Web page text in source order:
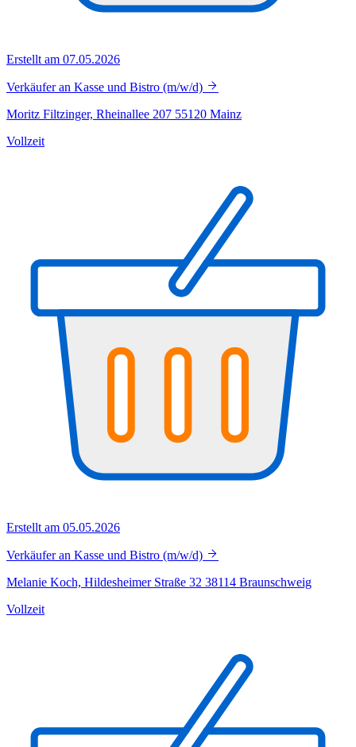
Erstellt am 07.05.2026
Verkäufer an Kasse und Bistro (m/w/d)
Moritz Filtzinger, Rheinallee 207 55120 Mainz
Vollzeit
Erstellt am 05.05.2026
Verkäufer an Kasse und Bistro (m/w/d)
Melanie Koch, Hildesheimer Straße 32 38114 Braunschweig
Vollzeit